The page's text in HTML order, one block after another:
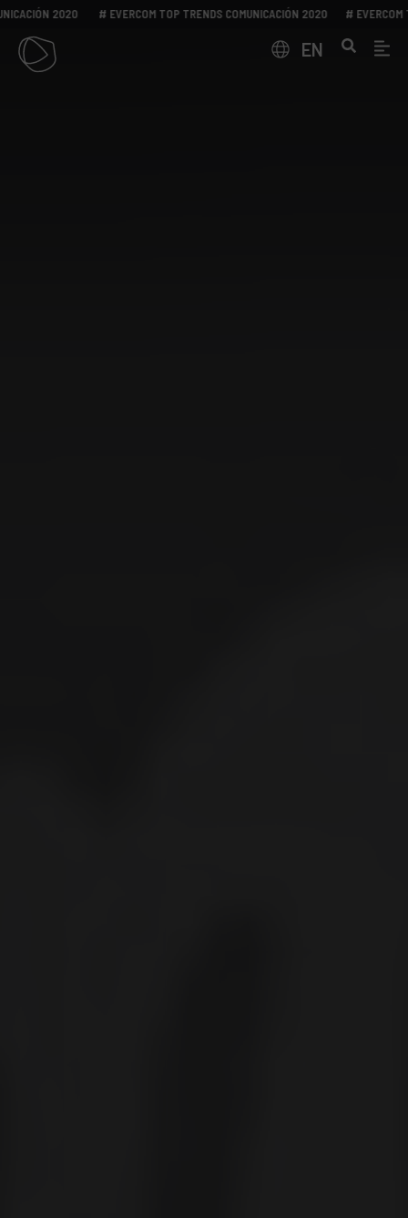
2020 # EVERCOM TOP TRENDS COMUNICACIÓN 2020 # EVERCOM TOP
EN